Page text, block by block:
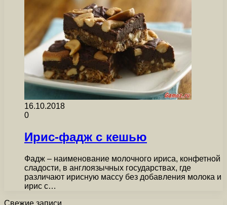
16.10.2018
0
Ирис-фадж с кешью
Фадж – наименование молочного ириса, конфетной
сладости, в англоязычных государствах, где
различают ирисную массу без добавления молока и
ирис с…
Свежие записи